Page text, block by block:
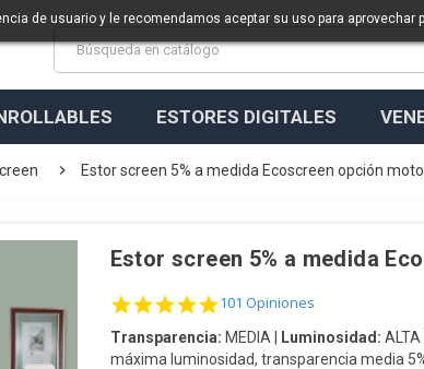
de usuario y le recomendamos aceptar su uso para aprovechar
ESTORES DIGITALES
 Estor screen 5% a medida Ecoscreen opción
Estor screen 5% a medida
4.9 star rating
101 Opiniones
Transparencia: MEDIA | Luminosidad: ALTA |
máxima luminosidad, transparencia media